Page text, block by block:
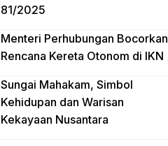
81/2025
Menteri Perhubungan Bocorkan
Rencana Kereta Otonom di IKN
Sungai Mahakam, Simbol
Kehidupan dan Warisan
Kekayaan Nusantara